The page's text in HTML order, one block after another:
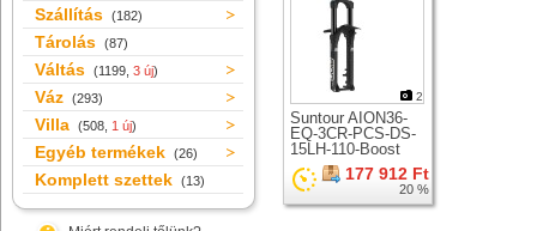
Szállítás (182)
Tárolás (87)
Váltás (1199, 3 új)
Váz (293)
Villa (508, 1 új)
Egyéb termékek (26)
Komplett szettek (13)
2
Suntour AION36-
EQ-3CR-PCS-DS-
15LH-110-Boost
teleszkóp 29er
kerékhez177 912 Ft
20 %